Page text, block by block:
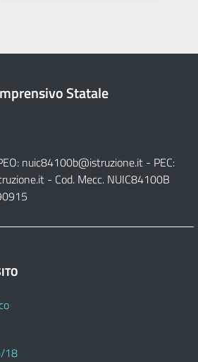
Statale
nuic84100b@istruzione.it - PEC:
- Cod. Mecc. NUIC84100B
18